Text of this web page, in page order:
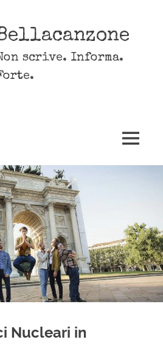
scrive. Informa.
MENU
Nucleari in